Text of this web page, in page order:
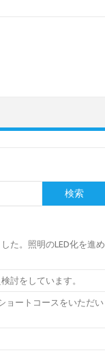
検索
た。照明のLED化を進め
討をしています。
ョートコースをいただい